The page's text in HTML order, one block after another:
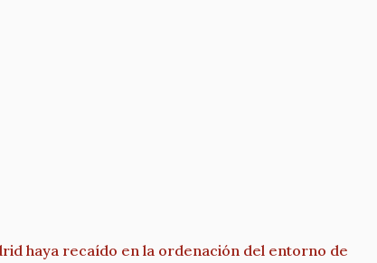
haya recaído en la ordenación del entorno de